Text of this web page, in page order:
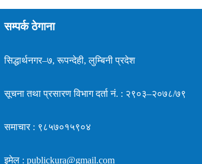
सम्पर्क ठेगाना
सिद्धार्थनगर–७, रूपन्देही, लुम्बिनी प्रदेश
सूचना तथा प्रसारण विभाग दर्ता नं. : २९०३–२०७८/७९
समाचार : ९८५७०१५९०४
इमेल : publickura@gmail.com